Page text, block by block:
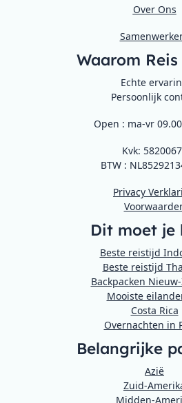
Over Ons
Waarom
Echte
Persoonlijk
Open : ma-vr
Kvk:
BTW :
Privacy
Dit moet je
Beste reistijd
Beste reistijd
Backpacken
Mooiste
Costa Rica
Overnachten in
Belangrijke
Azië
Zuid-
Midden-